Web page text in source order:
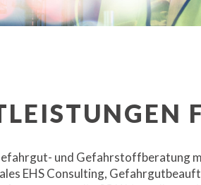
und Gefahrstoffberatung
EHS Consulting,